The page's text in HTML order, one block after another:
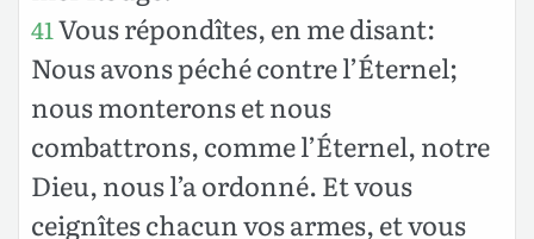
41Vous répondîtes, en me disant:
Nous avons péché contre l’Éternel;
nous monterons et nous
combattrons, comme l’Éternel, notre
Dieu, nous l’a ordonné. Et vous
ceignîtes chacun vos armes, et vous